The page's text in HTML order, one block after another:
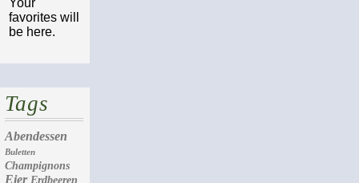
Your
favorites will
be here.
Tags
Abendessen
Buletten
Champignons
Eier Erdbeeren